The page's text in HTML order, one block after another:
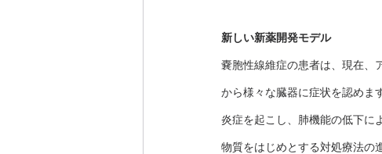
新しい新薬開発モデル
嚢胞性線維症の患者は、現在、
から様々な臓器に症状を認めま
炎症を起こし、肺機能の低下に
物質をはじめとする対処療法の